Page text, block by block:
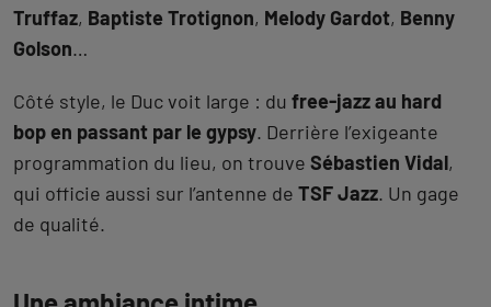
Truffaz, Baptiste Trotignon, Melody Gardot, Benny
Golson…
Côté style, le Duc voit large : du free-jazz au hard
bop en passant par le gypsy. Derrière l’exigeante
programmation du lieu, on trouve Sébastien Vidal,
qui officie aussi sur l’antenne de TSF Jazz. Un gage
de qualité.